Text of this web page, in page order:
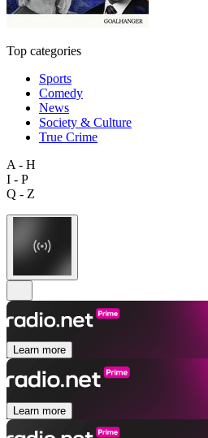
Top categories
Sports
Comedy
News
Society & Culture
True Crime
A - H
I - P
Q - Z
Learn more
Learn more